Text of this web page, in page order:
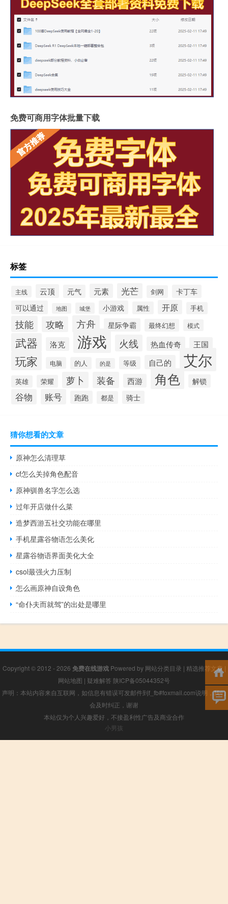
免费可商用字体批量下载
标签
主线 云顶 元气 元素 光芒 剑网 卡丁车
可以通过 地图 城堡 小游戏 属性 开原 手机
技能 攻略 方舟 星际争霸 最终幻想 模式
武器 洛克 游戏 火线 热血传奇 王国
玩家 电脑 的人 的是 等级 自己的 艾尔
英雄 荣耀 萝卜 装备 西游 角色 解锁
谷物 账号 跑跑 都是 骑士
猜你想看的文章
原神怎么清理草
cf怎么关掉角色配音
原神驯兽名字怎么选
过年开店做什么菜
造梦西游五社交功能在哪里
手机星露谷物语怎么美化
星露谷物语界面美化大全
csol最强火力压制
怎么画原神自设角色
“命仆夫而就驾”的出处是哪里
Copyright © 2012 - 2026 免费在线游戏Powered by 网站分类目录 | 精选推荐文章 |
网站地图 | 疑难解答 陕ICP备05044352号
声明：本站内容来自互联网，如信息有错误可发邮件到f_fb#foxmail.com说明，我们
会及时纠正，谢谢
本站仅为个人兴趣爱好，不接盈利性广告及商业合作
小男孩